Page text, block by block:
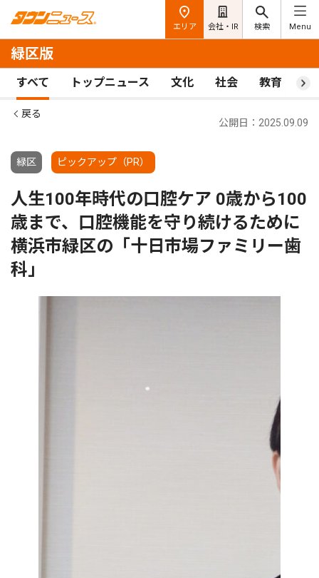
エリア 会社・IR 検索 Menu
緑区版
すべて トップニュース 文化 社会 教育 ス
戻る
緑区 ピックアップ（PR）
公開日：2025.09.09
人生100年時代の口腔ケア 0歳から100
歳まで、口腔機能を守り続けるために
横浜市緑区の「十日市場ファミリー歯
科」